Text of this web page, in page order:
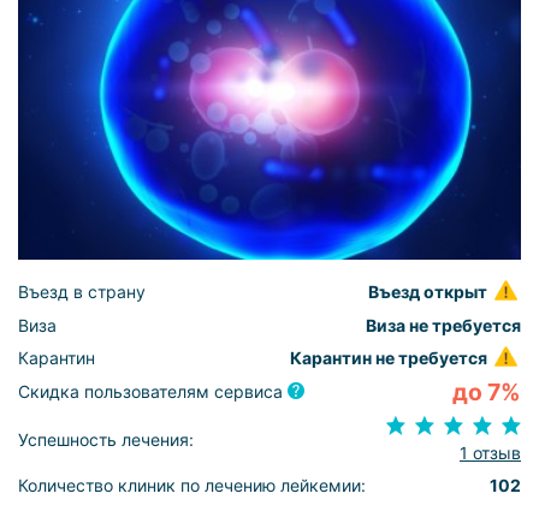
Въезд в страну
Въезд открыт
Виза
Виза не требуется
Карантин
Карантин не требуется
Скидка пользователям сервиса
до 7%
Успешность лечения:
1 отзыв
Количество клиник по лечению лейкемии:
102